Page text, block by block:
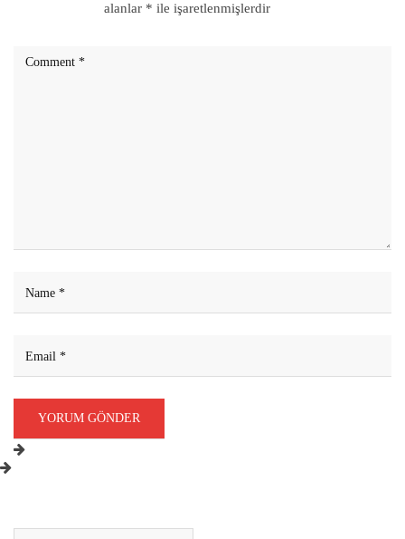
alanlar * ile işaretlenmişlerdir